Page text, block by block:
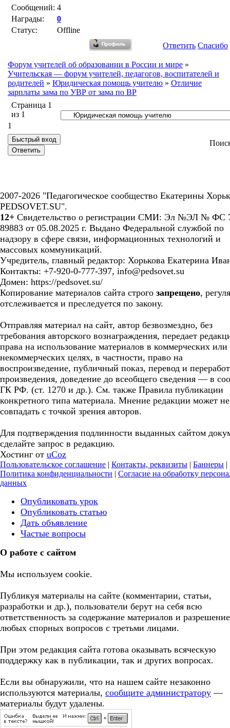
Сообщений: 4
Награды:
0
Статус:
Offline
Ответить Спасибо
Форум учителей об образовании в России и мире »
Учительская — форум учителей, педагогов, воспитателей и
родителей » Юридическая помощь учителю » Отличие
зарплаты зама по УВР от зама по ВР
Страница 1
из 1
1
2007-2026 "Педагогическое сообщество Екатерины
PEDSOVET.SU".
12+ Свидетельство о регистрации СМИ: Эл №ЭЛ № ФС
89883 от 05.08.2025 г. Выдано Федеральной службой по
надзору в сфере связи, информационных технологий и
массовых коммуникаций.
Учредитель, главный редактор: Хорькова Екатерина
Контакты: +7-920-0-777-397, info@pedsovet.su
Домен: https://pedsovet.su/
Копирование материалов сайта строго запрещено,
отслеживается и преследуется по закону.
Отправляя материал на сайт, автор безвозмездно, без
требования авторского вознаграждения, передает
права на использование материалов в коммерческих или
некоммерческих целях, в частности, право на
воспроизведение, публичный показ, перевод и
произведения, доведение до всеобщего сведения — в
ГК РФ. (ст. 1270 и др.). См. также Правила публикации
конкретного типа материала. Мнение редакции может не
совпадать с точкой зрения авторов.
Для подтверждения подлинности выданных сайтом
сделайте запрос в редакцию.
Хостинг от uCoz
Пользовательское соглашение | Контакты, реквизиты | Баннеры |
Политика конфиденциальности | Согласие на обработку
данных
Опубликовать урок
Опубликовать статью
Дать объявление
Частые вопросы
О работе с сайтом
Мы используем cookie.
Публикуя материалы на сайте (комментарии, статьи,
разработки и др.), пользователи берут на себя всю
ответственность за содержание материалов и разрешение
любых спорных вопросов с третьми лицами.
При этом редакция сайта готова оказывать всяческую
поддержку как в публикации, так и других вопросах.
Если вы обнаружили, что на нашем сайте незаконно
используются материалы, сообщите администратору —
материалы будут удалены.